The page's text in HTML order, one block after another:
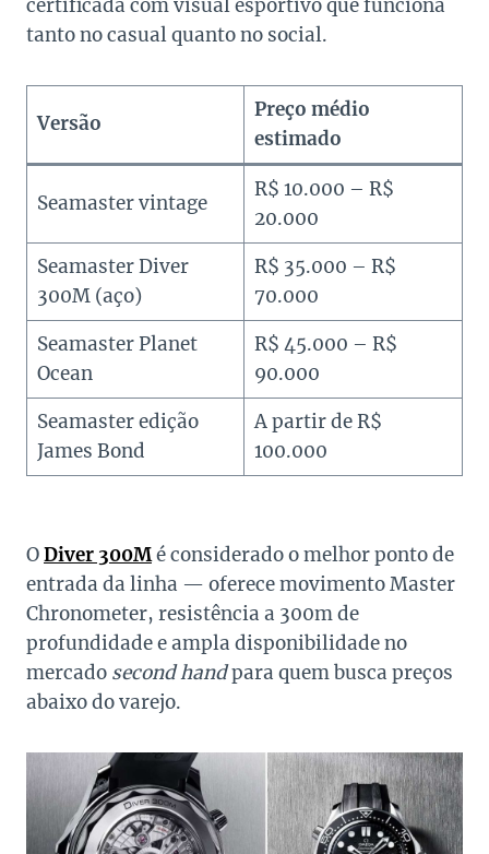
certificada com visual esportivo que funciona
tanto no casual quanto no social.
Versão
Preço médio
estimado
Seamaster vintage
R$ 10.000 – R$
20.000
Seamaster Diver
300M (aço)
R$ 35.000 – R$
70.000
Seamaster Planet
Ocean
R$ 45.000 – R$
90.000
Seamaster edição
James Bond
A partir de R$
100.000
ODiver 300Mé considerado o melhor ponto de
entrada da linha — oferece movimento Master
Chronometer, resistência a 300m de
profundidade e ampla disponibilidade no
mercado second handpara quem busca preços
abaixo do varejo.